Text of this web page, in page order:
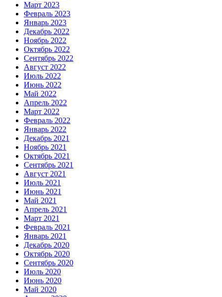
Март 2023
Февраль 2023
Январь 2023
Декабрь 2022
Ноябрь 2022
Октябрь 2022
Сентябрь 2022
Август 2022
Июль 2022
Июнь 2022
Май 2022
Апрель 2022
Март 2022
Февраль 2022
Январь 2022
Декабрь 2021
Ноябрь 2021
Октябрь 2021
Сентябрь 2021
Август 2021
Июль 2021
Июнь 2021
Май 2021
Апрель 2021
Март 2021
Февраль 2021
Январь 2021
Декабрь 2020
Октябрь 2020
Сентябрь 2020
Июль 2020
Июнь 2020
Май 2020